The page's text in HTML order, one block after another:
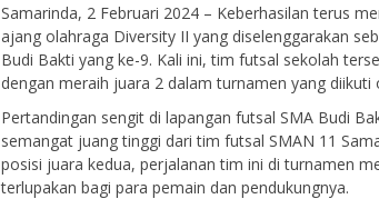
Samarinda, 2 Februari 2024 – Keberhasilan terus
ajang olahraga Diversity II yang diselenggarakan
Budi Bakti yang ke-9. Kali ini, tim futsal sekolah
dengan meraih juara 2 dalam turnamen yang diikuti
Pertandingan sengit di lapangan futsal SMA Budi
semangat juang tinggi dari tim futsal SMAN 11
posisi juara kedua, perjalanan tim ini di turnamen
terlupakan bagi para pemain dan pendukungnya.